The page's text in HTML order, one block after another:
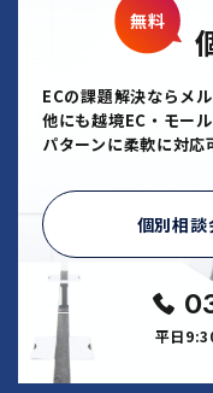
無料
ECの課題解決ならメ
他にも越境EC・モー
パターンに柔軟に対応
個別相談
平日